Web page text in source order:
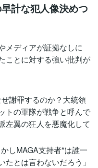
計な犯人像決めつ
メディアが証拠なしに
ことに対する強い批判が
謝罪するのか？大統領
トの軍隊が戦争と呼んで
左翼の狂人を悪魔化して
しMAGA支持者*は誰一
とは言わないだろう」